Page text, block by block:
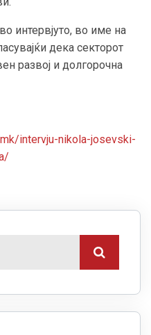
интервјуто, во име на
дека секторот
развој и долгорочна
intervju-nikola-josevski-